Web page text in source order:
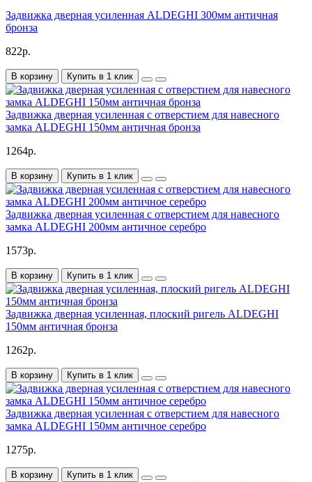
Задвижка дверная усиленная ALDEGHI 300мм античная
бронза
822р.
В корзину Купить в 1 клик
Задвижка дверная усиленная с отверстием для навесного
замка ALDEGHI 150мм античная бронза
1264р.
В корзину Купить в 1 клик
Задвижка дверная усиленная с отверстием для навесного
замка ALDEGHI 200мм античное серебро
1573р.
В корзину Купить в 1 клик
Задвижка дверная усиленная, плоский ригель ALDEGHI
150мм античная бронза
1262р.
В корзину Купить в 1 клик
Задвижка дверная усиленная с отверстием для навесного
замка ALDEGHI 150мм античное серебро
1275р.
В корзину Купить в 1 клик